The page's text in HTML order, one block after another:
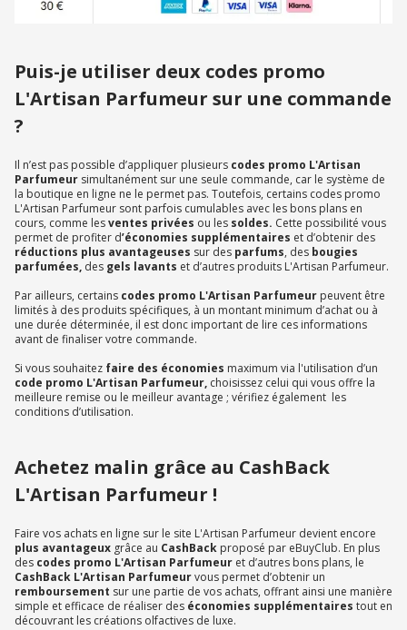
Puis-je utiliser deux codes promo
L'Artisan Parfumeur sur une commande
?
Il n’est pas possible d’appliquer plusieurs codes promo L'Artisan
Parfumeur simultanément sur une seule commande, car le système de
la boutique en ligne ne le permet pas. Toutefois, certains codes promo
L'Artisan Parfumeur sont parfois cumulables avec les bons plans en
cours, comme lesventes privées ou les soldes. Cette possibilité vous
permet de profiter d’économies supplémentaires et d’obtenir des
réductions plus avantageuses sur des parfums, des bougies
parfumées, des gels lavants et d’autres produits L'Artisan Parfumeur.
Par ailleurs, certains codes promo L'Artisan Parfumeur peuvent être
limités à des produits spécifiques, à un montant minimum d’achat ou à
une durée déterminée, il est donc important de lire ces informations
avant de finaliser votre commande.
Si vous souhaitez faire des économies maximum via l'utilisation d’un
code promo L'Artisan Parfumeur, choisissez celui qui vous offre la
meilleure remise ou le meilleur avantage ; vérifiez également les
conditions d’utilisation.
Achetez malin grâce au CashBack
L'Artisan Parfumeur !
Faire vos achats en ligne sur le site L'Artisan Parfumeur devient encore
plus avantageux grâce au CashBack proposé par eBuyClub. En plus
des codes promo L'Artisan Parfumeur et d’autres bons plans, le
CashBack L'Artisan Parfumeurvous permet d’obtenir un
remboursement sur une partie de vos achats, offrant ainsi une manière
simple et efficace de réaliser des économies supplémentaires tout en
découvrant les créations olfactives de luxe.